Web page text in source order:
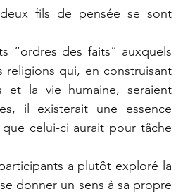
fils de pensée se sont
“ordres des faits” auxquels
religions qui, en construisant
et la vie humaine, seraient
il existerait une essence
celui-ci aurait pour tâche
a plutôt exploré la
donner un sens à sa propre